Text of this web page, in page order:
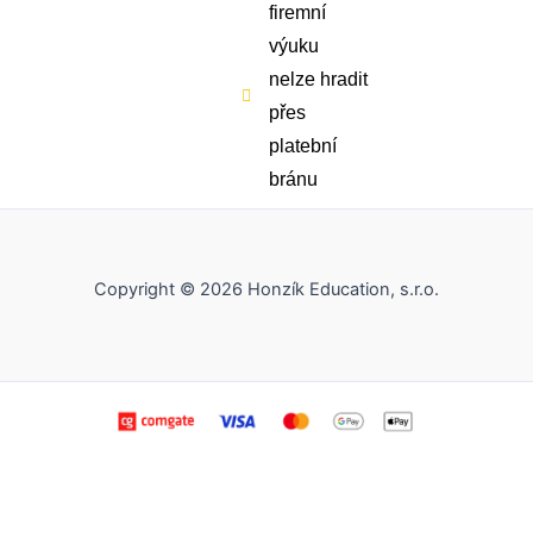
firemní
výuku
nelze hradit
přes
platební
bránu
Copyright © 2026 Honzík Education, s.r.o.